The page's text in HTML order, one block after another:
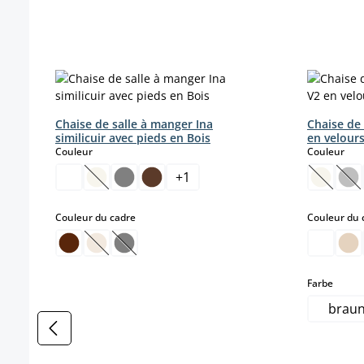
Chaise de salle à manger Ina
similicuir avec pieds en Bois
Couleurselect
(Cette option n'est pas disponible pour le
+1
Couleur du cadreselect
(Cette option n'est pas disponible pour le
(Cette option n'est pas disponible pour le
Chaise
en velours
Couleur
(Cette
Couleur du
Farbeselect